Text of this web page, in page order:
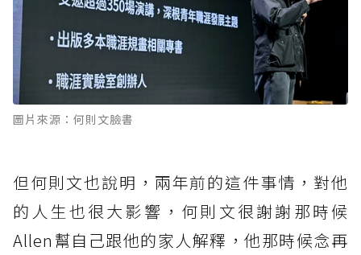
圖片來源：何則文臉書
但何則文也說明，兩年前的這件事情，對他
的人生也很大影響，何則文很謝謝那時候
Allen幫自己跟他的家人解釋，他那時候念再